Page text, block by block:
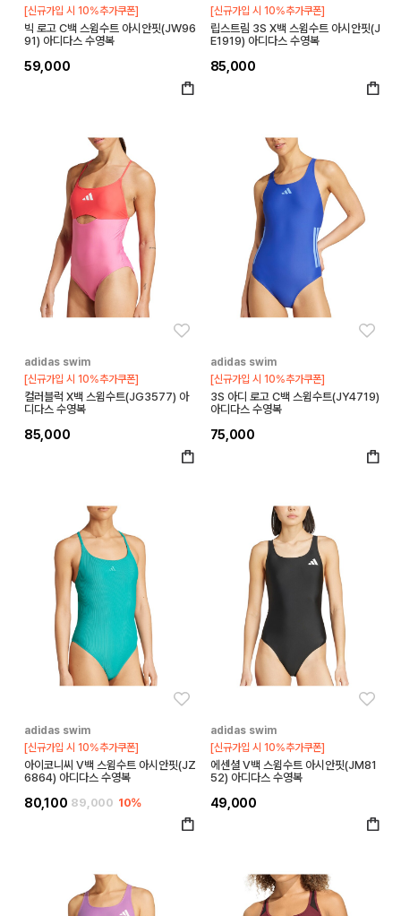
[신규가입 시 10%추가쿠폰]
빅 로고 C백 스윔수트 아시안핏(JW96
91) 아디다스 수영복
59,000
[신규가입 시 10%추가쿠폰]
립스트림 3S X백 스윔수트 아시안핏(J
E1919) 아디다스 수영복
85,000
adidas swim
[신규가입 시 10%추가쿠폰]
컬러블럭 X백 스윔수트(JG3577) 아
디다스 수영복
85,000
adidas swim
[신규가입 시 10%추가쿠폰]
3S 아디 로고 C백 스윔수트(JY4719)
아디다스 수영복
75,000
adidas swim
[신규가입 시 10%추가쿠폰]
아이코니씨 V백 스윔수트 아시안핏(JZ
6864) 아디다스 수영복
80,100 89,000 10%
adidas swim
[신규가입 시 10%추가쿠폰]
에센셜 V백 스윔수트 아시안핏(JM81
52) 아디다스 수영복
49,000